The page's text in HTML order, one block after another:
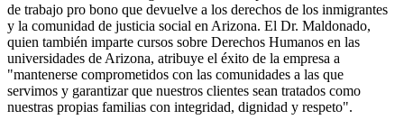
de trabajo pro bono que devuelve a los derechos de los inmigrantes
y la comunidad de justicia social en Arizona. El Dr. Maldonado,
quien también imparte cursos sobre Derechos Humanos en las
universidades de Arizona, atribuye el éxito de la empresa a
"mantenerse comprometidos con las comunidades a las que
servimos y garantizar que nuestros clientes sean tratados como
nuestras propias familias con integridad, dignidad y respeto".